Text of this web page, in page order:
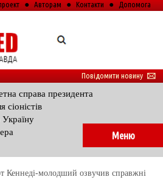
● Авторам ● Контакти ● Допомога
Меню
Повідомити новину 🖂
справа президента
сіоністів
Україну
Кеннеді-молодший озвучив справжні